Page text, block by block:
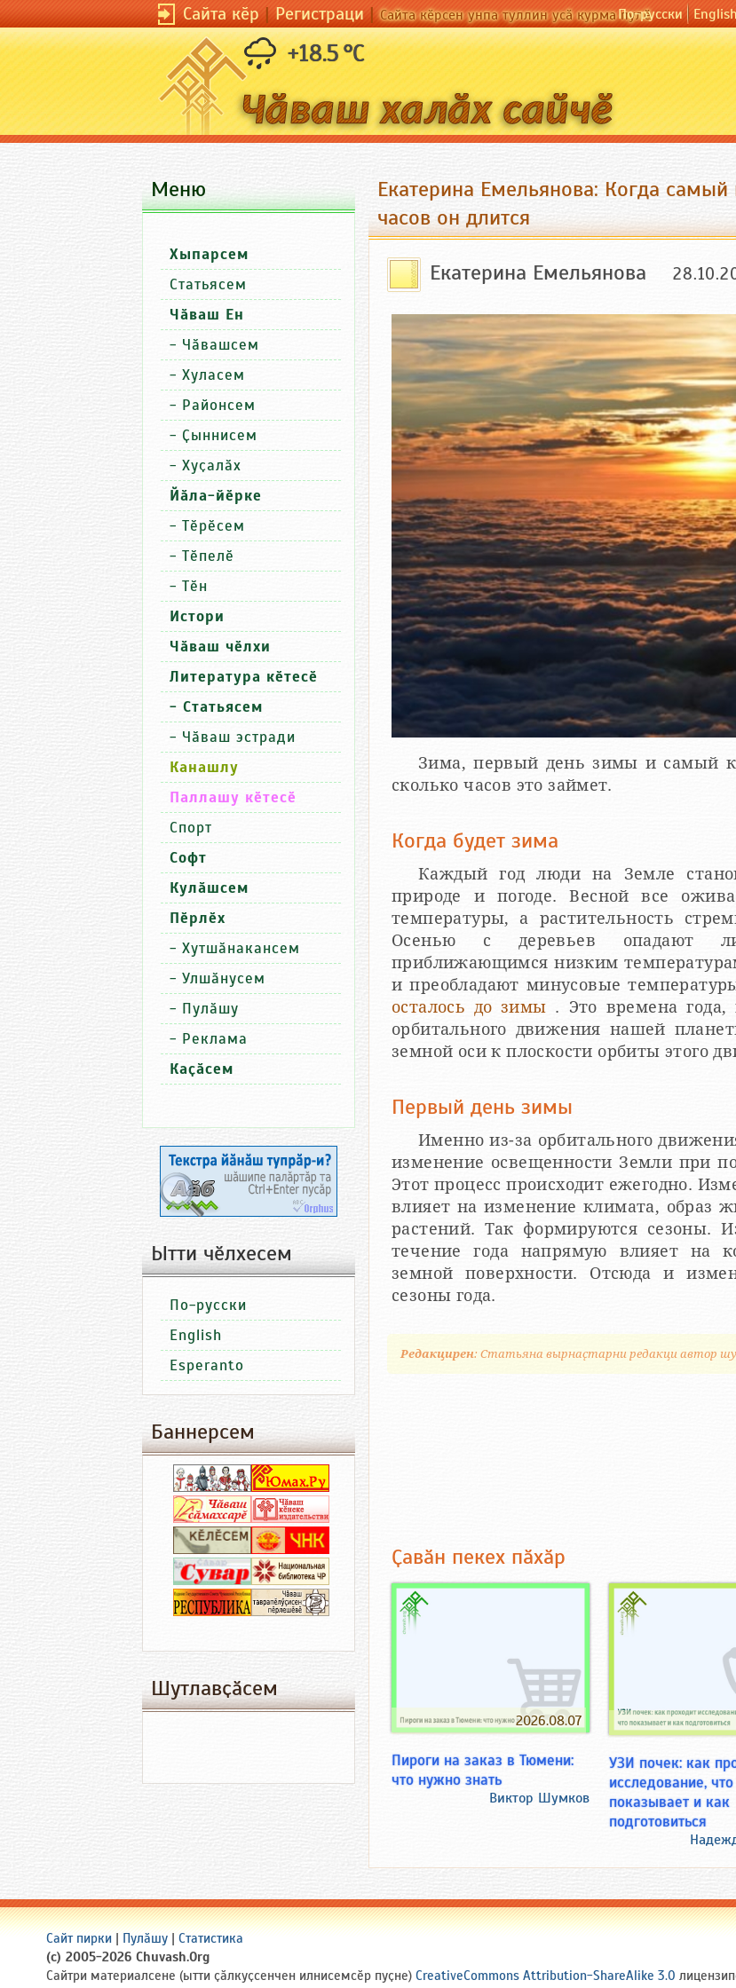
Сайта кӗр|Регистраци|Сайта кӗрсен унпа туллин усӑ курма пулӗПо-русски
+18.5 °C
Екатерина Емельянова: Когда
часов он длится
Екатерина Емельянова
Зима, первый день зимы и самый
сколько часов это займет.
Когда будет зима
Каждый год люди на Земле
природе и погоде. Весной все
температуры, а растительность
Осенью с деревьев опадают
приближающимся низким
и преобладают минусовые
осталось до зимы . Это времена года,
орбитального движения нашей
земной оси к плоскости орбиты этого
Первый день зимы
Именно из-за орбитального
изменение освещенности Земли при
Этот процесс происходит ежегодно.
влияет на изменение климата, образ
растений. Так формируются сезоны.
течение года напрямую влияет на
земной поверхности. Отсюда и
сезоны года.
Редакцирен: Статьяна вырнаҫтарни редакци автор
Ҫавӑн пекех пӑхӑр
2026.08.07
Пироги на заказ в Тюмени:
что нужно знать
Виктор Шумков
УЗИ почек: как
исследование, что
показывает и как
подготовиться
Меню
Хыпарсем
Статьясем
Чӑваш Ен
- Чӑвашсем
- Хуласем
- Районсем
- Ҫыннисем
- Хуҫалӑх
Йӑла-йӗрке
- Тӗрӗсем
- Тӗпелӗ
- Тӗн
Истори
Чӑваш чӗлхи
Литература кӗтесӗ
- Статьясем
- Чӑваш эстради
Канашлу
Паллашу кӗтесӗ
Спорт
Софт
Кулӑшсем
Пӗрлӗх
- Хутшӑнакансем
- Улшӑнусем
- Пулӑшу
- Реклама
Каҫӑсем
Ытти чӗлхесем
По-русски
English
Esperanto
Баннерсем
Шутлавҫӑсем
Сайт пирки | Пулӑшу | Статистика
(c) 2005-2026 Chuvash.Org
Сайтри материалсене (ытти ҫӑлкуҫсенчен илнисемсӗр пуҫне) CreativeCommons Attribution-ShareAlike 3.0